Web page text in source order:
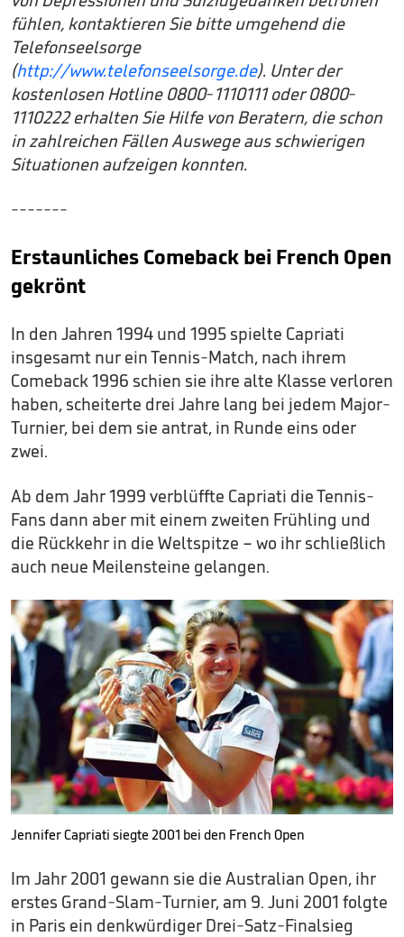
fühlen, kontaktieren Sie bitte umgehend die
Telefonseelsorge
(http://www.telefonseelsorge.de). Unter der
kostenlosen Hotline 0800-1110111 oder 0800-
1110222 erhalten Sie Hilfe von Beratern, die schon
in zahlreichen Fällen Auswege aus schwierigen
Situationen aufzeigen konnten.
-------
Erstaunliches Comeback bei French Open
gekrönt
In den Jahren 1994 und 1995 spielte Capriati
insgesamt nur ein Tennis-Match, nach ihrem
Comeback 1996 schien sie ihre alte Klasse verloren
haben, scheiterte drei Jahre lang bei jedem Major-
Turnier, bei dem sie antrat, in Runde eins oder
zwei.
Ab dem Jahr 1999 verblüffte Capriati die Tennis-
Fans dann aber mit einem zweiten Frühling und
die Rückkehr in die Weltspitze – wo ihr schließlich
auch neue Meilensteine gelangen.
Jennifer Capriati siegte 2001 bei den French Open
Im Jahr 2001 gewann sie die Australian Open, ihr
erstes Grand-Slam-Turnier, am 9. Juni 2001 folgte
in Paris ein denkwürdiger Drei-Satz-Finalsieg